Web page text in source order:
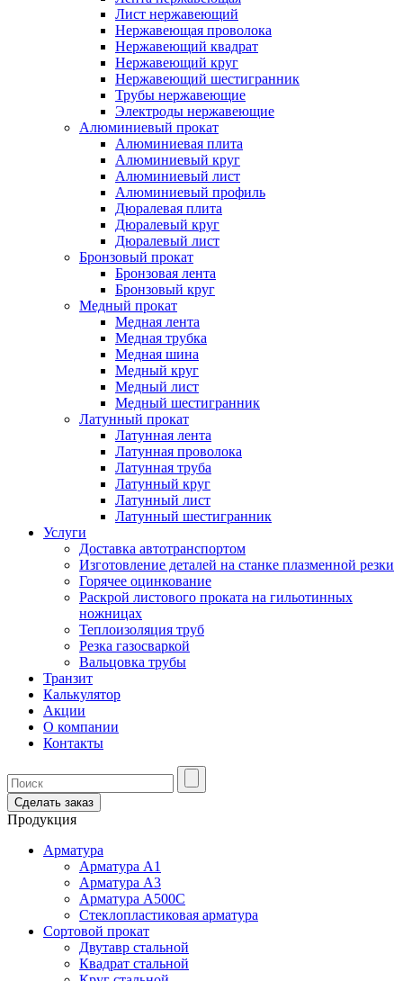
Лист нержавеющий
Нержавеющая проволока
Нержавеющий квадрат
Нержавеющий круг
Нержавеющий шестигранник
Трубы нержавеющие
Электроды нержавеющие
Алюминиевый прокат
Алюминиевая плита
Алюминиевый круг
Алюминиевый лист
Алюминиевый профиль
Дюралевая плита
Дюралевый круг
Дюралевый лист
Бронзовый прокат
Бронзовая лента
Бронзовый круг
Медный прокат
Медная лента
Медная трубка
Медная шина
Медный круг
Медный лист
Медный шестигранник
Латунный прокат
Латунная лента
Латунная проволока
Латунная труба
Латунный круг
Латунный лист
Латунный шестигранник
Услуги
Доставка автотранспортом
Изготовление деталей на станке плазменной резки
Горячее оцинкование
Раскрой листового проката на гильотинных
ножницах
Теплоизоляция труб
Резка газосваркой
Вальцовка трубы
Транзит
Калькулятор
Акции
О компании
Контакты
Сделать заказ
Продукция
Арматура
Арматура А1
Арматура А3
Арматура А500С
Стеклопластиковая арматура
Сортовой прокат
Двутавр стальной
Квадрат стальной